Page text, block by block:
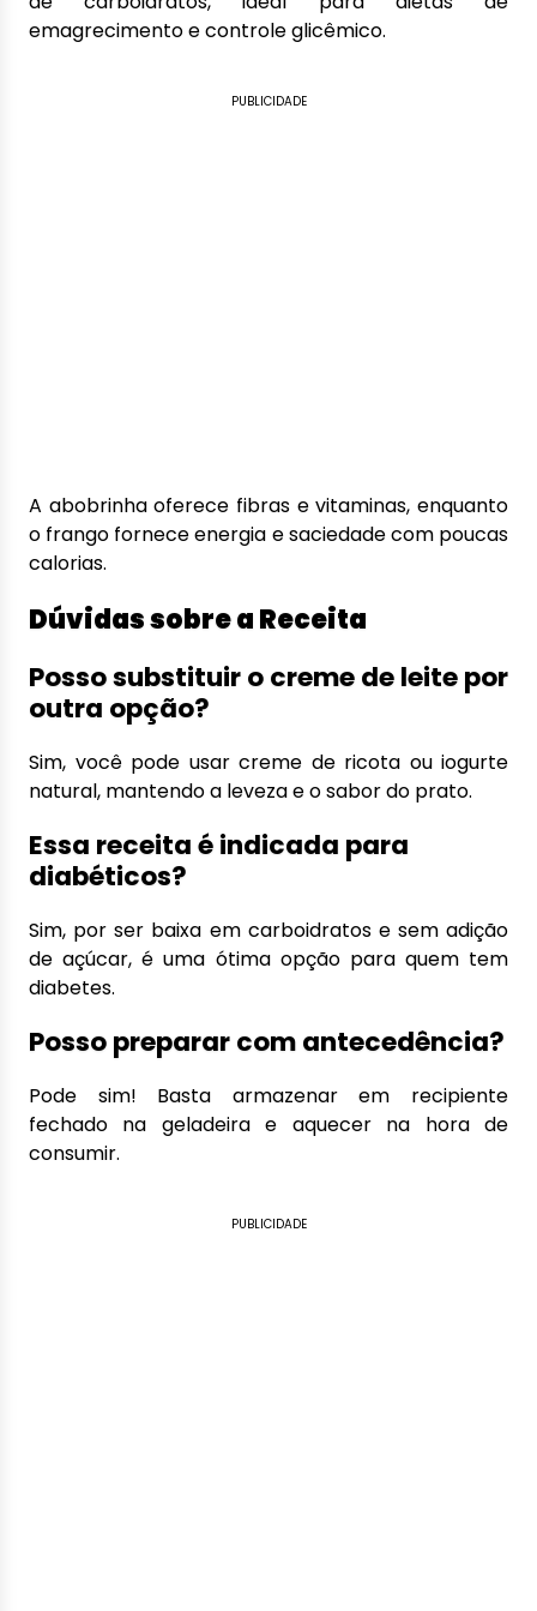
emagrecimento e controle glicêmico.
PUBLICIDADE
A abobrinha oferece fibras e vitaminas, enquanto
o frango fornece energia e saciedade com poucas
calorias.
Dúvidas sobre a Receita
Posso substituir o creme de leite por
outra opção?
Sim, você pode usar creme de ricota ou iogurte
natural, mantendo a leveza e o sabor do prato.
Essa receita é indicada para
diabéticos?
Sim, por ser baixa em carboidratos e sem adição
de açúcar, é uma ótima opção para quem tem
diabetes.
Posso preparar com antecedência?
Pode sim! Basta armazenar em recipiente
fechado na geladeira e aquecer na hora de
consumir.
PUBLICIDADE